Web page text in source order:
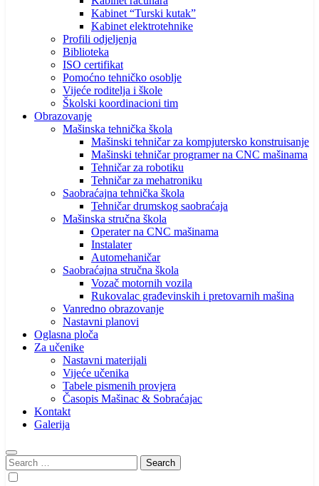
Kabinet “Turski kutak”
Kabinet elektrotehnike
Profili odjeljenja
Biblioteka
ISO certifikat
Pomoćno tehničko osoblje
Vijeće roditelja i škole
Školski koordinacioni tim
Obrazovanje
Mašinska tehnička škola
Mašinski tehničar za kompjutersko konstruisanje
Mašinski tehničar programer na CNC mašinama
Tehničar za robotiku
Tehničar za mehatroniku
Saobraćajna tehnička škola
Tehničar drumskog saobraćaja
Mašinska stručna škola
Operater na CNC mašinama
Instalater
Automehaničar
Saobraćajna stručna škola
Vozač motornih vozila
Rukovalac građevinskih i pretovarnih mašina
Vanredno obrazovanje
Nastavni planovi
Oglasna ploča
Za učenike
Nastavni materijali
Vijeće učenika
Tabele pismenih provjera
Časopis Mašinac & Sobraćajac
Kontakt
Galerija
Search
for: